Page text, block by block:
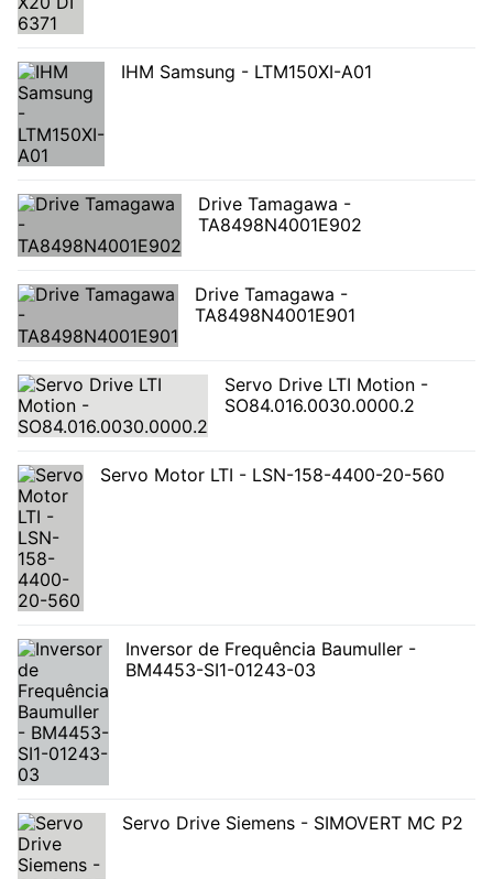
IHM Samsung - LTM150XI-A01
Drive Tamagawa -
TA8498N4001E902
Drive Tamagawa -
TA8498N4001E901
Servo Drive LTI Motion -
SO84.016.0030.0000.2
Servo Motor LTI - LSN-158-4400-20-560
Inversor de Frequência Baumuller -
BM4453-SI1-01243-03
Servo Drive Siemens - SIMOVERT MC P2